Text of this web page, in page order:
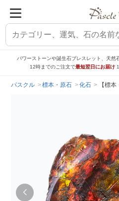
パワーストーンや誕生石ブレスレット、天然
12時までのご注文で最短翌日にお届け
パスクル 標本・原石 化石 【標